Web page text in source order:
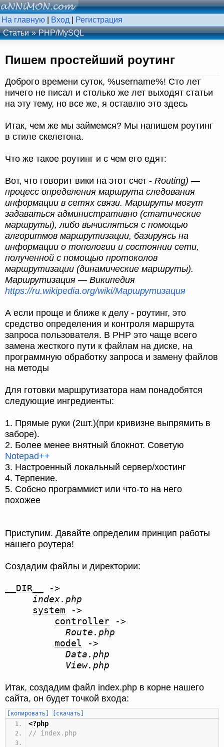
На главную Вход
Регистрация
Статьи
PHP/MySQL
Пишем простейший роутинг
Доброго времени суток, %username%! Сто лет
ничего не писал и столько же лет выходят статьи
на эту тему, но все же, я оставлю это здесь
Итак, чем же мы займемся? Мы напишем роутинг
в стиле скелетона.
Что же такое роутинг и с чем его едят:
Вот, что говорит вики на этот счет - Routing) —
процесс определения маршрута следования
информации в сетях связи. Маршруты могут
задаваться административно (статические
маршруты), либо вычисляться с помощью
алгоритмов маршрутизации, базируясь на
информации о топологии и состоянии сети,
полученной с помощью протоколов
маршрутизации (динамические маршруты).
Маршрутизация — Википедия
https://ru.wikipedia.org/wiki/Маршрутизация
А если проще и ближе к делу - роутинг, это
средство определения и контроля маршрута
запроса пользователя. В PHP это чаще всего
замена жесткого пути к файлам на диске, на
программную обработку запроса и замену файлов
на методы
Для готовки маршрутизатора нам понадобятся
следующие ингредиенты:
1. Прямые руки (2шт.)(при кривизне выпрямить в
заборе).
2. Более менее внятный блокнот. Советую
Notepad++
3. Настроенный локальный сервер/хостинг
4. Терпение.
5. Собсно программист или что-то на него
похожее
Приступим. Давайте определим принцип работы
нашего роутера!
Создадим файлы и директории:
__DIR__
->
index.php
system ->
controller ->
Route.php
model ->
Data.php
View.php
Итак, создадим файл index.php в корне нашего
сайта, он будет точкой входа:
[копировать] [скачать]
<?php
// index.php